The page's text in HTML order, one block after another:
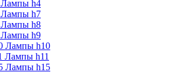
Лампы h4
Лампы h7
Лампы h8
Лампы h9
Лампы h10
Лампы h11
Лампы h15